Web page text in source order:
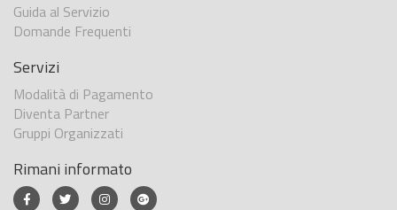
Guida al Servizio
Domande Frequenti
Servizi
Modalità di Pagamento
Diventa Partner
Gruppi Organizzati
Rimani informato